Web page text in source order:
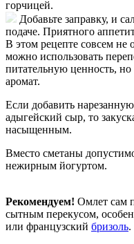
горчицей.
Добавьте заправку, и
подаче. Приятного
В этом рецепте совсем не
можно использовать
питательную ценность,
аромат.
Если добавить
адыгейский сыр, то
насыщенным.
Вместо сметаны
нежирным йогуртом.
Рекомендуем! Омлет сам
сытным перекусом,
или французский бризоль.